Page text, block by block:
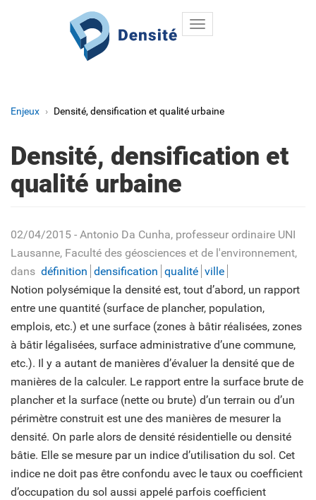
Aller au contenu principal
Toggle
Enjeux Densité, densification et qualité urbaine
Densité, densification et
qualité urbaine
02/04/2015 - Antonio Da Cunha, professeur ordinaire UNI
Lausanne, Faculté des géosciences et de l'environnement,
dans définition densification qualité ville
Notion polysémique la densité est, tout d’abord, un rapport
entre une quantité (surface de plancher, population,
emplois, etc.) et une surface (zones à bâtir réalisées, zones
à bâtir légalisées, surface administrative d’une commune,
etc.). Il y a autant de manières d’évaluer la densité que de
manières de la calculer. Le rapport entre la surface brute de
plancher et la surface (nette ou brute) d’un terrain ou d’un
périmètre construit est une des manières de mesurer la
densité. On parle alors de densité résidentielle ou densité
bâtie. Elle se mesure par un indice d’utilisation du sol. Cet
indice ne doit pas être confondu avec le taux ou coefficient
d’occupation du sol aussi appelé parfois coefficient